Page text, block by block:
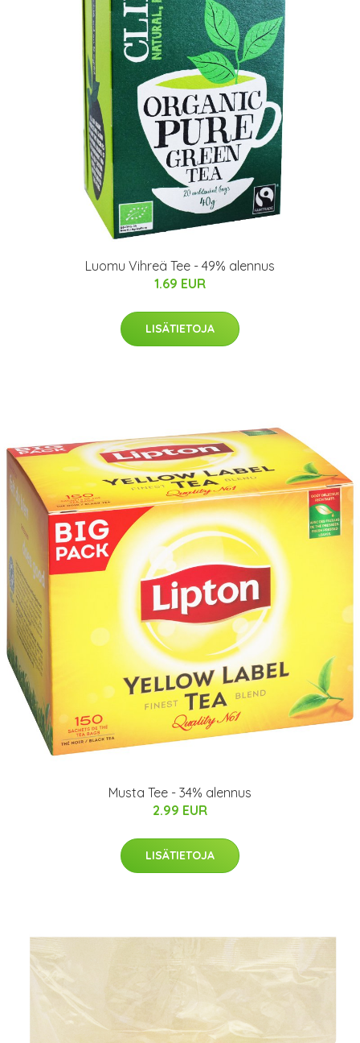
Luomu Vihreä Tee - 49% alennus
1.69 EUR
LISÄTIETOJA
Musta Tee - 34% alennus
2.99 EUR
LISÄTIETOJA